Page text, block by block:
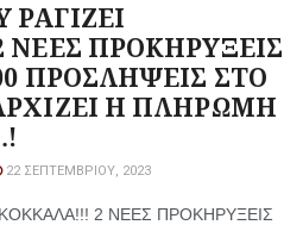
ΠΡΟΚΗΡΥΞΕΙΣ
ΠΡΟΣΛΗΨΕΙΣ ΣΤΟ
Η ΠΛΗΡΩΜΗ
22 ΣΕΠΤΕΜΒΡΊΟΥ, 2023
2 ΝΕΕΣ ΠΡΟΚΗΡΥΞΕΙΣ